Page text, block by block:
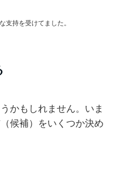
支持を受けてました。
かもしれません。いま
候補）をいくつか決め